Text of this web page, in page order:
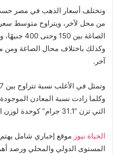
وتختلف أسعار الذهب في مصر حسب
من محل لآخر، ويتراوح متوسط
الصاغة بين
وكذلك باختلاف محال الصاغة ومن
آخر.
وكلما زادت نسبة المعادن
التي تزن “31.1 جرام” كوحدة لوزن الحلي والسبائك.
الحياة نيوز موقع إخباري شامل
المستوى الدولي والمحلي ورصد أهم